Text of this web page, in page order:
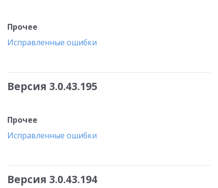
Прочее
Исправленные ошибки
Версия 3.0.43.195
Прочее
Исправленные ошибки
Версия 3.0.43.194